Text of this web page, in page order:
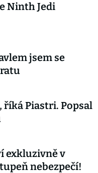
Ninth Jedi
jsem se
říká Piastri. Popsal
exkluzivně v
nebezpečí!